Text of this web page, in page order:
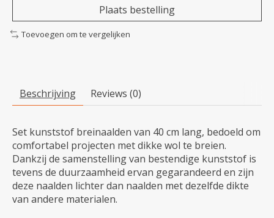
Plaats bestelling
Toevoegen om te vergelijken
Beschrijving Reviews (0)
Set kunststof breinaalden van 40 cm lang, bedoeld om
comfortabel projecten met dikke wol te breien.
Dankzij de samenstelling van bestendige kunststof is
tevens de duurzaamheid ervan gegarandeerd en zijn
deze naalden lichter dan naalden met dezelfde dikte
van andere materialen.